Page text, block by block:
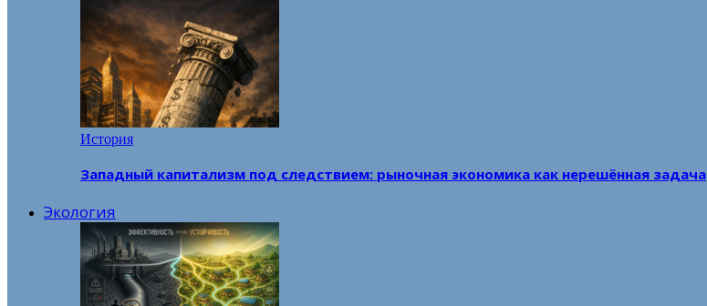
История
Западный капитализм под следствием: рыночная экономика как нерешённая задача
Экология